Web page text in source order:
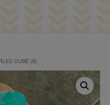
CUBE (9)